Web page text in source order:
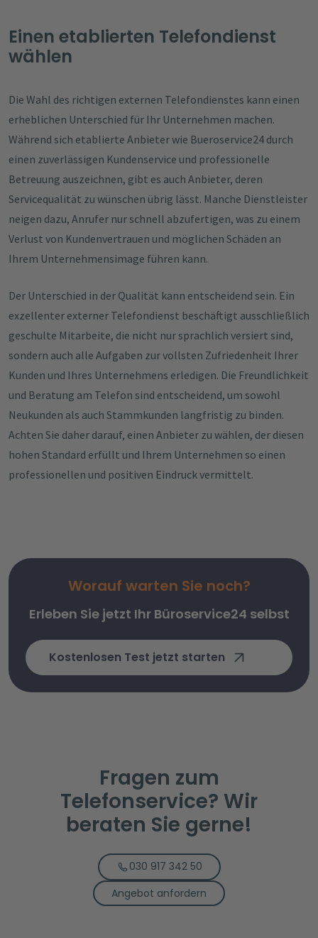
Einen etablierten Telefondienst
wählen
Die Wahl des richtigen externen Telefondienstes kann einen
erheblichen Unterschied für Ihr Unternehmen machen.
Während sich etablierte Anbieter wie Bueroservice24 durch
einen zuverlässigen Kundenservice und professionelle
Betreuung auszeichnen, gibt es auch Anbieter, deren
Servicequalität zu wünschen übrig lässt. Manche Dienstleister
neigen dazu, Anrufer nur schnell abzufertigen, was zu einem
Verlust von Kundenvertrauen und möglichen Schäden an
Ihrem Unternehmensimage führen kann.
Der Unterschied in der Qualität kann entscheidend sein. Ein
exzellenter externer Telefondienst beschäftigt ausschließlich
geschulte Mitarbeite, die nicht nur sprachlich versiert sind,
sondern auch alle Aufgaben zur vollsten Zufriedenheit Ihrer
Kunden und Ihres Unternehmens erledigen. Die Freundlichkeit
und Beratung am Telefon sind entscheidend, um sowohl
Neukunden als auch Stammkunden langfristig zu binden.
Achten Sie daher darauf, einen Anbieter zu wählen, der diesen
hohen Standard erfüllt und Ihrem Unternehmen so einen
professionellen und positiven Eindruck vermittelt.
Worauf warten Sie noch?
Erleben Sie jetzt Ihr Büroservice24 selbst
Kostenlosen Test jetzt starten
Fragen zum
Telefonservice? Wir
beraten Sie gerne!
030 917 342 50
Angebot anfordern